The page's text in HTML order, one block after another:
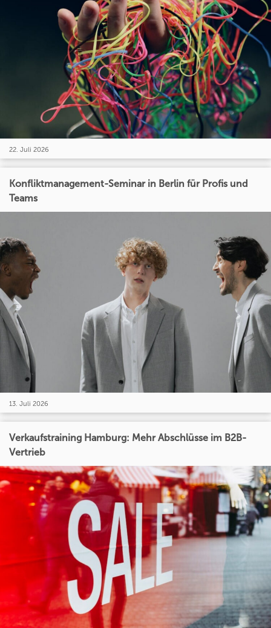
22. Juli 2026
Konfliktmanagement-Seminar in Berlin für Profis und
Teams
13. Juli 2026
Verkaufstraining Hamburg: Mehr Abschlüsse im B2B-
Vertrieb